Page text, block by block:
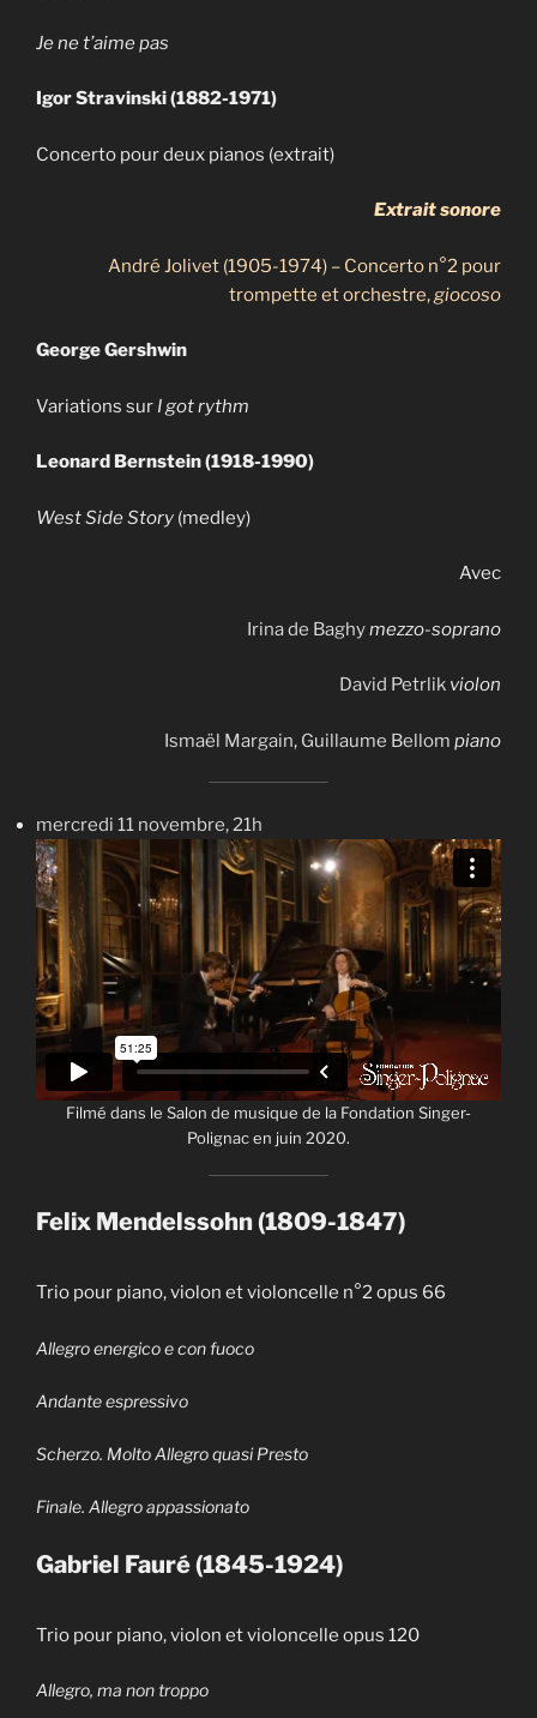
Je ne t’aime pas
Igor Stravinski (1882-1971)
Concerto pour deux pianos (extrait)
Extrait sonore
André Jolivet (1905-1974) – Concerto n°2 pour
trompette et orchestre,giocoso
George Gershwin
Variations sur I got rythm
Leonard Bernstein (1918-1990)
West Side Story (medley)
Avec
Irina de Baghymezzo-soprano
David Petrlik violon
Ismaël Margain, Guillaume Bellom piano
mercredi 11 novembre, 21h
Filmé dans le Salon de musique de la Fondation Singer-
Polignac en juin 2020.
Felix Mendelssohn (1809-1847)
Trio pour piano, violon et violoncelle n°2 opus 66
Allegro energico e con fuoco
Andante espressivo
Scherzo. Molto Allegro quasi Presto
Finale. Allegro appassionato
Gabriel Fauré (1845-1924)
Trio pour piano, violon et violoncelle opus 120
Allegro, ma non troppo